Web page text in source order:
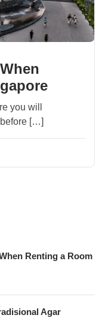
you will
[…]
Renting a Room
Agar